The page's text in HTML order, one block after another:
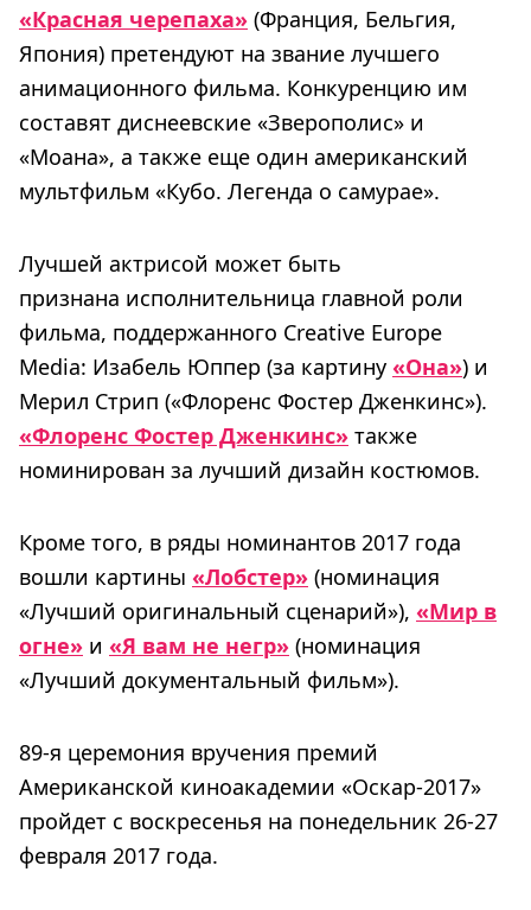
«Красная черепаха» (Франция, Бельгия,
Япония) претендуют на звание лучшего
анимационного фильма. Конкуренцию им
составят диснеевские «Зверополис» и
«Моана», а также еще один американский
мультфильм «Кубо. Легенда о самурае».
Лучшей актрисой может быть
признана исполнительница главной роли
фильма, поддержанного Creative Europe
Media: Изабель Юппер (за картину «Она») и
Мерил Стрип («Флоренс Фостер Дженкинс»).
«Флоренс Фостер Дженкинс» также
номинирован за лучший дизайн костюмов.
Кроме того, в ряды номинантов 2017 года
вошли картины «Лобстер» (номинация
«Лучший оригинальный сценарий»), «Мир в
огне» и «Я вам не негр» (номинация
«Лучший документальный фильм»).
89-я церемония вручения премий
Американской киноакадемии «Оскар-2017»
пройдет с воскресенья на понедельник 26-27
февраля 2017 года.